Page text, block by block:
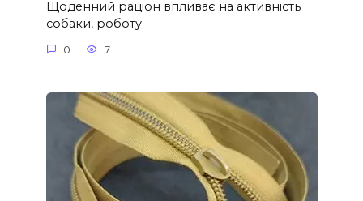
Щоденний раціон впливає на активність
собаки, роботу
0 7